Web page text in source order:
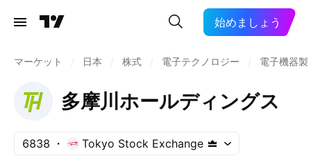
始めましょう
マーケット 日本 株式 電子テクノロジー 電子機器製
多摩川ホールディングス
6838 Tokyo Stock Exchange